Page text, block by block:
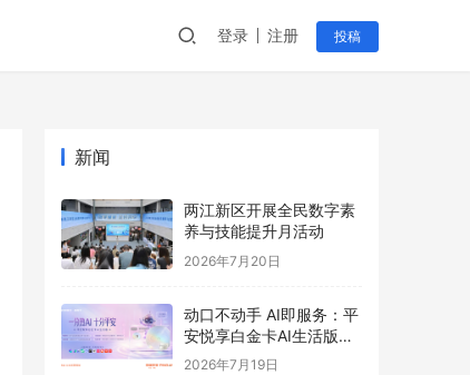
登录 注册 投稿
新闻
两江新区开展全民数字素
养与技能提升月活动
2026年7月20日
动口不动手 AI即服务：平
安悦享白金卡AI生活版升
级用卡新体验
2026年7月19日